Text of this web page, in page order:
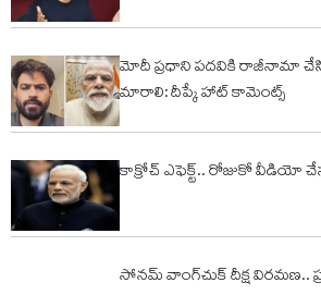
మోదీ ప్రధాని పదవికి రాజీనామా చేసి
మారాలి: దీప్కే హాట్ కామెంట్స్
కాక్రోచ్ ఎఫెక్ట్.. రోజుకో వీడియో
సోనమ్‌ వాంగ్‌చుక్‌ దీక్ష విరమణ..